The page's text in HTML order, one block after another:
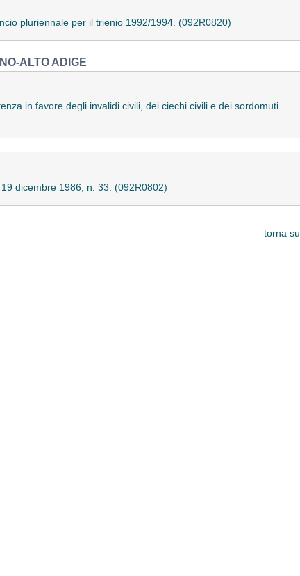
pluriennale per il trienio 1992/1994. (092R0820)
ALTO ADIGE
in favore degli invalidi civili, dei ciechi civili e dei sordomuti.
dicembre 1986, n. 33. (092R0802)
torna su